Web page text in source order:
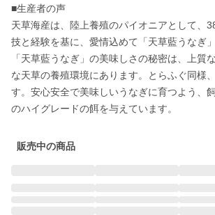
■生産者の声
天草海産は、陸上養殖のパイオニアとして、
技と経験を基に、愛情込めて「天草藍うなぎ
「天草藍うなぎ」の美味しさの秘密は、上質
な天草の養殖環境にあります。とらふぐ同様
す。安心安全で美味しいうなぎに育つよう、
のハイグレードの餌を与えています。
販売中の商品